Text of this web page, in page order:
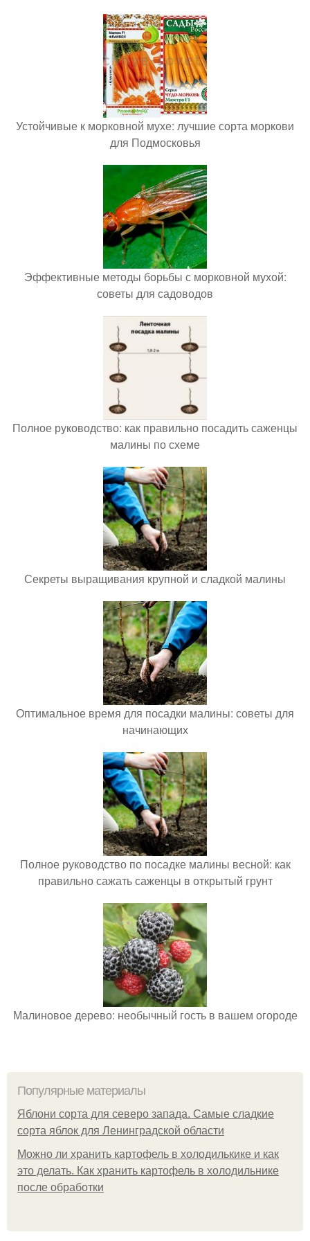
Устойчивые к морковной мухе: лучшие сорта моркови
для Подмосковья
Эффективные методы борьбы с морковной мухой:
советы для садоводов
Полное руководство: как правильно посадить саженцы
малины по схеме
Секреты выращивания крупной и сладкой малины
Оптимальное время для посадки малины: советы для
начинающих
Полное руководство по посадке малины весной: как
правильно сажать саженцы в открытый грунт
Малиновое дерево: необычный гость в вашем огороде
Популярные материалы
Яблони сорта для северо запада. Самые сладкие
сорта яблок для Ленинградской области
Можно ли хранить картофель в холодилькике и как
это делать. Как хранить картофель в холодильнике
после обработки